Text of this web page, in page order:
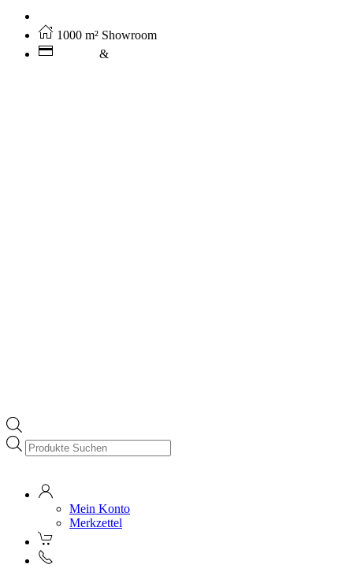
1000 m² Showroom
&
Products
search
Mein Konto
Merkzettel